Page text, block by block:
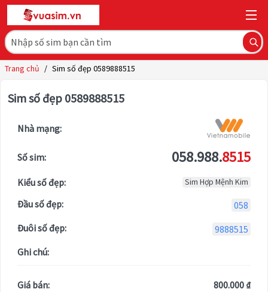
Trang chủ / Sim số đẹp 0589888515
Sim số đẹp 0589888515
Nhà mạng:
Số sim: 058.988.8515
Kiểu số đẹp: Sim Hợp Mệnh Kim
Đầu số đẹp:
058
Đuôi số đẹp:
9888515
Ghi chú:
Giá bán: 800.000 ₫